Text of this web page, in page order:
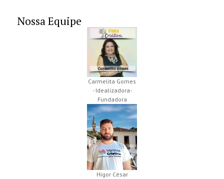
Nossa Equipe
Carmelita Gomes
- Idealizadora-
Fundadora
Higor César